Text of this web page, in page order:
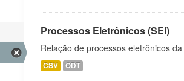
Processos Eletrônicos (SEI)
Relação de processos eletrônicos da
CSV ODT